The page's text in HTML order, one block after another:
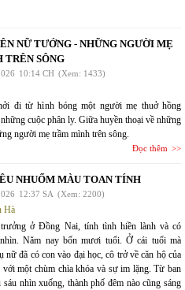
NỮ TƯỚNG - NHỮNG NGƯỜI MẸ
TRÊN SÔNG
10:14 CH (Xem: 1433)
đi từ hình bóng một người mẹ thuở hồng
cuộc phân ly. Giữa huyền thoại về những
người mẹ trầm mình trên sông.
Đọc thêm
NHUỐM MÀU TOAN TÍNH
12:37 SA (Xem: 2200)
Hà
ở Đồng Nai, tính tình hiền lành và có
Năm nay bốn mươi tuổi. Ở cái tuổi mà
nữ đã có con vào đại học, cô trở về căn hộ của
với một chùm chìa khóa và sự im lặng. Từ ban
nhìn xuống, thành phố đêm nào cũng sáng